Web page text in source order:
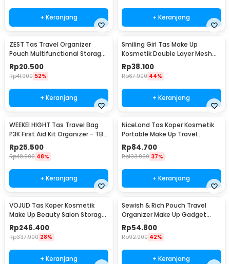
+ Keranjang + Keranjang
ZEST Tas Travel Organizer
Pouch Multifunctional Storage
Electronic Bag - BM012N1019
Rp20.500
Rp41.900 52%
+ Keranjang
Smiling Girl Tas Make Up
Kosmetik Double Layer Mesh
20.5x13.5x14cm - SMG6
Rp38.100
Rp67.900 44%
+ Keranjang
WEEKEI HIGHT Tas Travel Bag
P3K First Aid Kit Organizer - TB-
0621
Rp25.500
Rp48.900 48%
+ Keranjang
NiceLond Tas Koper Kosmetik
Portable Make Up Travel
dengan Cermin Kecil - H500
Rp84.700
Rp133.900 37%
+ Keranjang
VOJUD Tas Koper Kosmetik
Make Up Beauty Salon Storage
Box 32cm - H740
Rp246.400
Rp337.900 28%
+ Keranjang
Sewish & Rich Pouch Travel
Organizer Make Up Gadget
Boxy Waterproof - SR12
Rp54.800
Rp92.900 42%
+ Keranjang